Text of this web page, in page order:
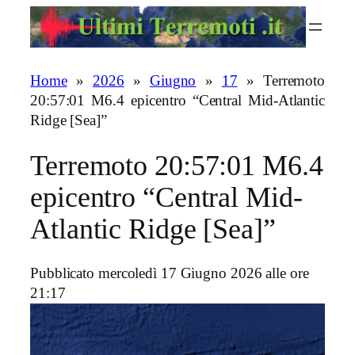
Home» 2026 » Giugno » 17 » Terremoto
20:57:01 M6.4 epicentro “Central Mid-Atlantic
Ridge [Sea]”
Terremoto 20:57:01 M6.4
epicentro “Central Mid-
Atlantic Ridge [Sea]”
Pubblicato mercoledì 17 Giugno 2026 alle ore
21:17